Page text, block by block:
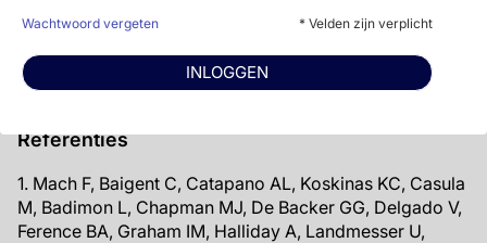
Wachtwoord vergeten * Velden zijn verplicht
INLOGGEN
werkzaamheid van alirocumab in populaties in een real-
world setting, zonder de nauwgezette monitoring die
gebruikt wordt in gecontroleerde registers en klinische
Referenties
1. Mach F, Baigent C, Catapano AL, Koskinas KC, Casula
M, Badimon L, Chapman MJ, De Backer GG, Delgado V,
Ference BA, Graham IM, Halliday A, Landmesser U,